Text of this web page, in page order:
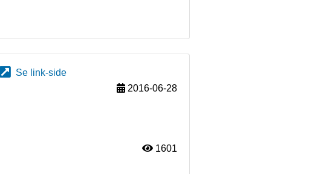
Se link-side
2016-06-28
1601